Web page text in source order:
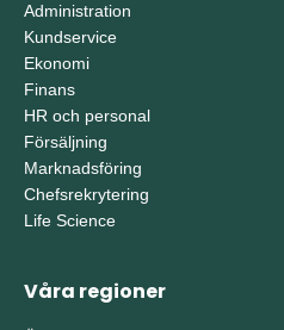
Administration
Kundservice
Ekonomi
Finans
HR och personal
Försäljning
Marknadsföring
Chefsrekrytering
Life Science
Våra regioner